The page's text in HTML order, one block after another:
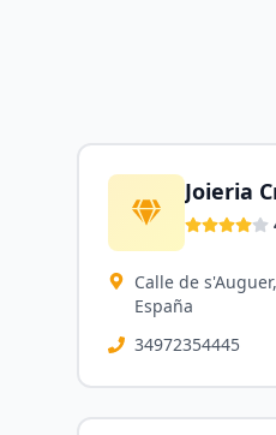
Joieria
Calle de
España
34972354445